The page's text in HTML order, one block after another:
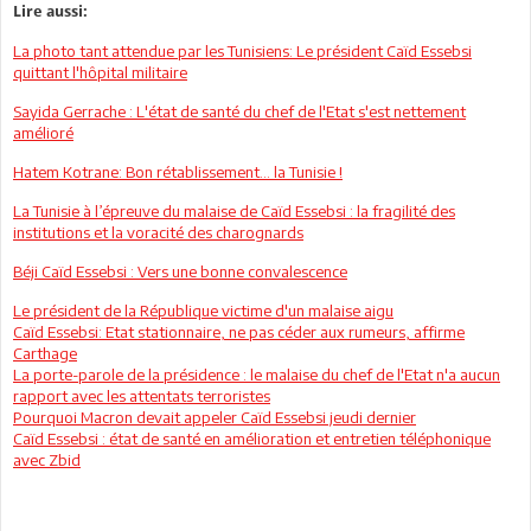
Lire aussi:
La photo tant attendue par les Tunisiens: Le président Caïd Essebsi
quittant l'hôpital militaire
Sayida Gerrache : L'état de santé du chef de l'Etat s'est nettement
amélioré
Hatem Kotrane: Bon rétablissement... la Tunisie !
La Tunisie à l’épreuve du malaise de Caïd Essebsi : la fragilité des
institutions et la voracité des charognards
Béji Caïd Essebsi : Vers une bonne convalescence
Le président de la République victime d'un malaise aigu
Caïd Essebsi: Etat stationnaire, ne pas céder aux rumeurs, affirme
Carthage
La porte-parole de la présidence : le malaise du chef de l'Etat n'a aucun
rapport avec les attentats terroristes
Pourquoi Macron devait appeler Caïd Essebsi jeudi dernier
Caïd Essebsi : état de santé en amélioration et entretien téléphonique
avec Zbid